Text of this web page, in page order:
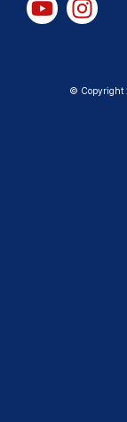
© Copyright